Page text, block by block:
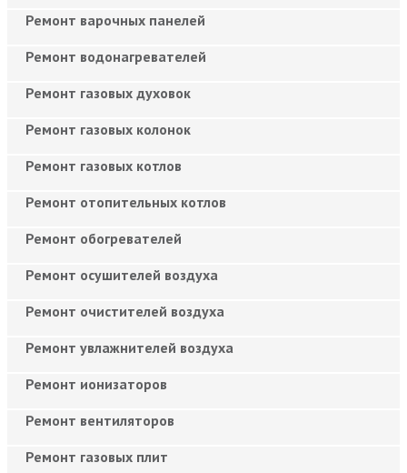
Ремонт варочных панелей
Ремонт водонагревателей
Ремонт газовых духовок
Ремонт газовых колонок
Ремонт газовых котлов
Ремонт отопительных котлов
Ремонт обогревателей
Ремонт осушителей воздуха
Ремонт очистителей воздуха
Ремонт увлажнителей воздуха
Ремонт ионизаторов
Ремонт вентиляторов
Ремонт газовых плит